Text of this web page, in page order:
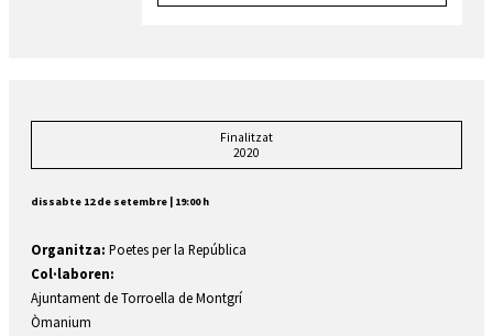
Finalitzat
2020
dissabte 12 de setembre 19:00 h
Organitza: Poetes per la República
Col·laboren:
Ajuntament de Torroella de Montgrí
Òmanium